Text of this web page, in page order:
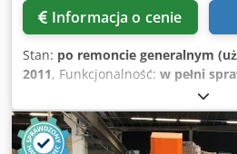
Informacja o cenie
Stan: po remoncie generalnym
2011, Funkcjonalność: w pełni
440 CCS Rok produkcji: 2011
Millenium Przemieszczenia (X / Y /
Przemieszczenia (U / V): 550 x 350
stożka: +/- 30° przy wysokości 400